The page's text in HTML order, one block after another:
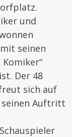
und
seinen
Komiker“
Der 48
sich auf
seinen Auftritt